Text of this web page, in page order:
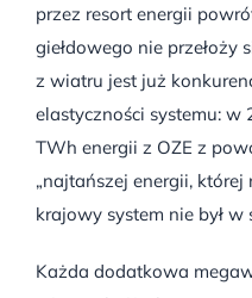
przez resort energii
giełdowego nie przełoży
z wiatru jest już
elastyczności systemu: w
TWh energii z OZE z
„najtańszej energii, której
krajowy system nie był w
Każda dodatkowa